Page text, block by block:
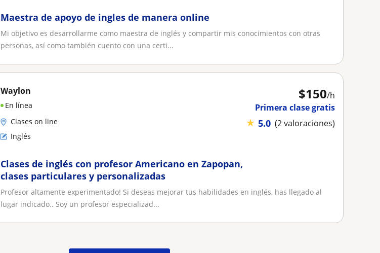
Maestra de apoyo de ingles de manera online
Mi objetivo es desarrollarme como maestra de inglés y compartir mis conocimientos con otras
personas, así como también cuento con una certi...
$150/h
Primera clase gratis
★ 5.0 (2 valoraciones)
Waylon
En línea
Clases on line
Inglés
Clases de inglés con profesor Americano en Zapopan,
clases particulares y personalizadas
Profesor altamente experimentado! Si deseas mejorar tus habilidades en inglés, has llegado al
lugar indicado.. Soy un profesor especializad...